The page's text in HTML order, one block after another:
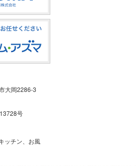
大岡2286-3
号
ッチン、お風